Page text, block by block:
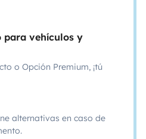
para vehículos y
o Opción Premium, ¡tú
alternativas en caso de